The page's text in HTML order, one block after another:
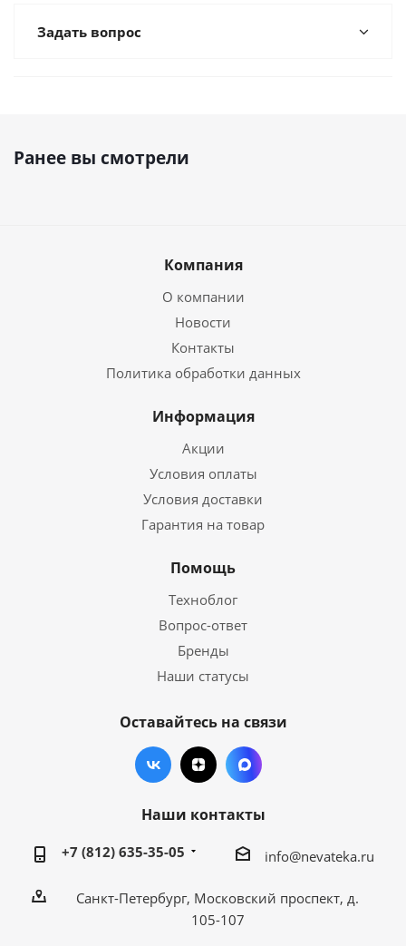
Задать вопрос
Ранее вы смотрели
Компания
О компании
Новости
Контакты
Политика обработки данных
Информация
Акции
Условия оплаты
Условия доставки
Гарантия на товар
Помощь
Техноблог
Вопрос-ответ
Бренды
Наши статусы
Оставайтесь на связи
Наши контакты
+7 (812) 635-35-05 info@nevateka.ru
Санкт-Петербург, Московский проспект, д.
105-107